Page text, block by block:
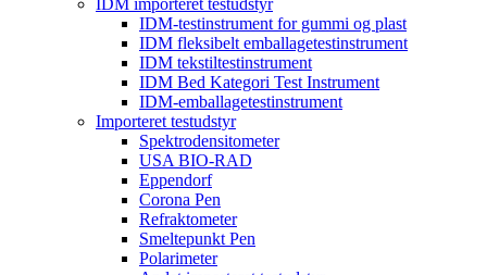
IDM importeret testudstyr
IDM-testinstrument for gummi og plast
IDM fleksibelt emballagetestinstrument
IDM tekstiltestinstrument
IDM Bed Kategori Test Instrument
IDM-emballagetestinstrument
Importeret testudstyr
Spektrodensitometer
USA BIO-RAD
Eppendorf
Corona Pen
Refraktometer
Smeltepunkt Pen
Polarimeter